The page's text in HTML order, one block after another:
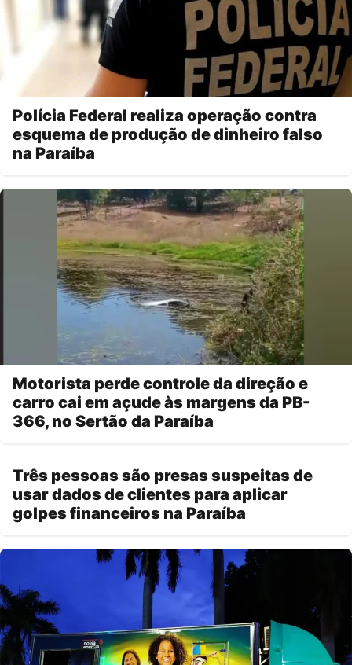
Polícia Federal realiza operação contra
esquema de produção de dinheiro falso
na Paraíba
Motorista perde controle da direção e
carro cai em açude às margens da PB-
366, no Sertão da Paraíba
Três pessoas são presas suspeitas de
usar dados de clientes para aplicar
golpes financeiros na Paraíba